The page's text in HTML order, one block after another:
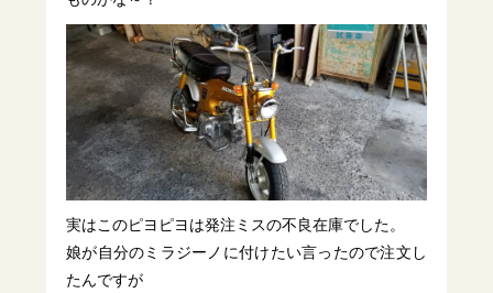
実はこのピヨピヨは発注ミスの不良在庫でした。
娘が自分のミラジーノに付けたい言ったので注文し
たんですが